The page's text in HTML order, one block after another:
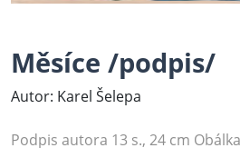
Měsíce /podpis/
Autor: Karel Šelepa
Podpis autora 13 s., 24 cm